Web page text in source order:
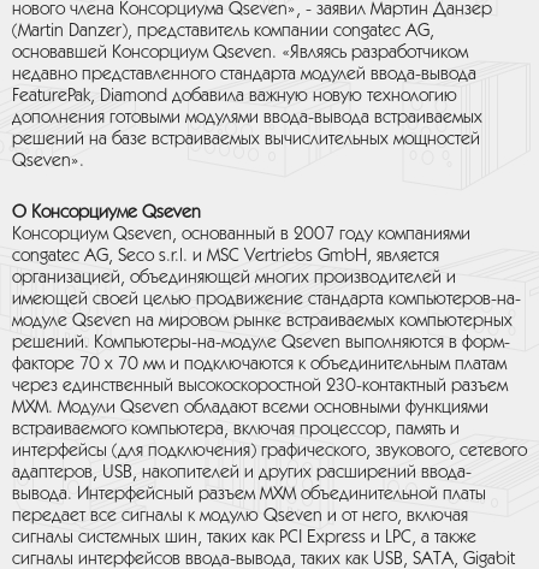
нового члена Консорциума Qseven», - заявил Мартин Данзер
(Martin Danzer), представитель компании congatec AG,
основавшей Консорциум Qseven. «Являясь разработчиком
недавно представленного стандарта модулей ввода-вывода
FeaturePak, Diamond добавила важную новую технологию
дополнения готовыми модулями ввода-вывода встраиваемых
решений на базе встраиваемых вычислительных мощностей
Qseven».
О Консорциуме Qseven
Консорциум Qseven, основанный в 2007 году компаниями
congatec AG, Seco s.r.l. и MSC Vertriebs GmbH, является
организацией, объединяющей многих производителей и
имеющей своей целью продвижение стандарта компьютеров-на-
модуле Qseven на мировом рынке встраиваемых компьютерных
решений. Компьютеры-на-модуле Qseven выполняются в форм-
факторе 70 x 70 мм и подключаются к объединительным платам
через единственный высокоскоростной 230-контактный разъем
MXM. Модули Qseven обладают всеми основными функциями
встраиваемого компьютера, включая процессор, память и
интерфейсы (для подключения) графического, звукового, сетевого
адаптеров, USB, накопителей и других расширений ввода-
вывода. Интерфейсный разъем MXM объединительной платы
передает все сигналы к модулю Qseven и от него, включая
сигналы системных шин, таких как PCI Express и LPC, а также
сигналы интерфейсов ввода-вывода, таких как USB, SATA, Gigabit